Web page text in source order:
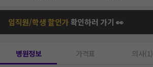
임직원/학생 할인가확인하러 가기 👀
병원정보 가격표 의사(1)